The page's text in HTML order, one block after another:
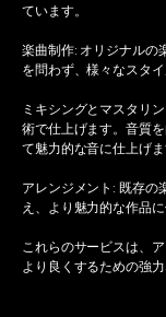
ています。
楽曲制作: オリジナルの
を問わず、様々なスタ
ミキシングとマスタリ
術で仕上げます。音質
て魅力的な音に仕上げま
アレンジメント: 既存の
え、より魅力的な作品に
これらのサービスは、
より良くするための強